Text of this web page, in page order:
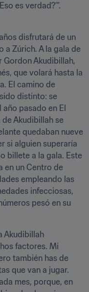
es verdad?’”.
disfrutará de un
a Zúrich. A la gala de
Akudibillah,
que volará hasta la
El camino de
distinto: se
pasado en El
Akudibillah se
quedaban nueve
si alguien superaría
billete a la gala. Este
en un Centro de
empleando las
infecciosas,
pesó en su
Akudibillah
factores. Mi
también has de
que van a jugar.
mes, porque, en